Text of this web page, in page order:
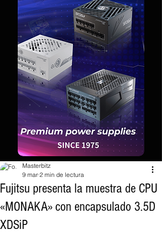
Fujitsu presenta la muestra de CPU
«MONAKA» con encapsulado 3.5D
XDSiP
Masterbitz
9 mar 2 min de lectura